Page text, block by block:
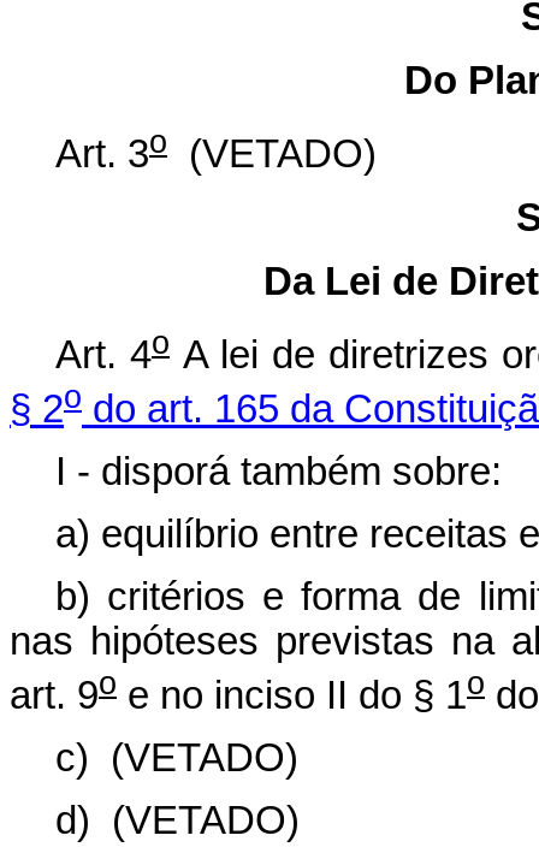
Do
Art. 3o
(VETADO)
Da Lei de
Art. 4o A lei de diretrizes
§ 2o do art. 165 da
I - disporá também sobre:
a) equilíbrio entre receitas
b) critérios e forma de
nas hipóteses previstas na
art. 9o e no inciso II do § 1o
c)
(VETADO)
d)
(VETADO)